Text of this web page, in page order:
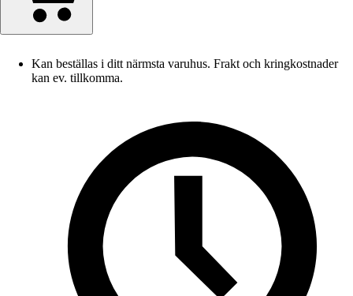
Kan beställas i ditt närmsta varuhus. Frakt och kringkostnader
kan ev. tillkomma.